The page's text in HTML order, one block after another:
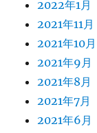
2022年1月
2021年11月
2021年10月
2021年9月
2021年8月
2021年7月
2021年6月